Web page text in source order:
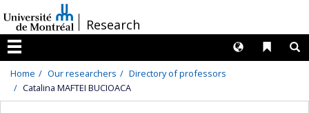
au
contenu
/Research
Menu
Liens
Langues
Home Our researchers
Directory of professors
Catalina MAFTEI BUCIOACA